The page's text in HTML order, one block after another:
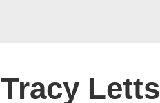
Tracy Letts